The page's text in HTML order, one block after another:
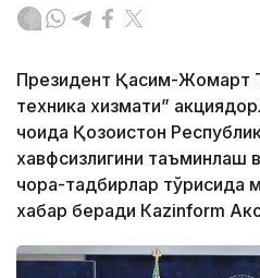
Президент Қасим-Жомарт
техника хизмати”
чоғида Қозоғистон
хавфсизлигини таъминлаш
чора-тадбирлар
хабар беради Каzinform